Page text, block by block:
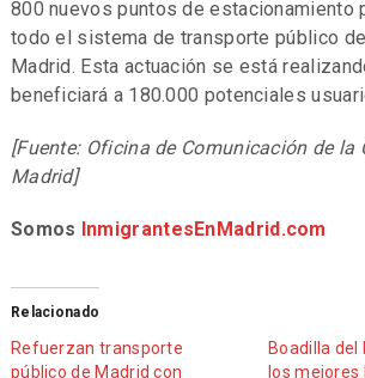
800 nuevos puntos de estacionamiento
todo el sistema de transporte público
Madrid. Esta actuación se está
beneficiará a 180.000 potenciales
[Fuente: Oficina de Comunicación de la
Madrid]
Somos InmigrantesEnMadrid.com
Relacionado
Refuerzan transporte
público de Madrid con
Boadilla del
los